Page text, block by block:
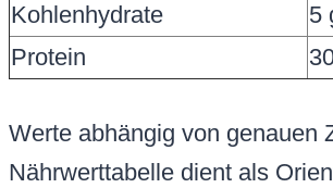
Kohlenhydrate
5
Protein
Werte abhängig von genauen
Nährwerttabelle dient als